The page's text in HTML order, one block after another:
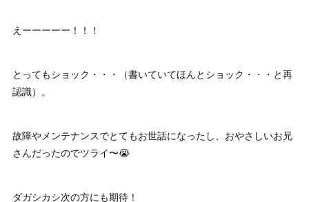
えーーーーー！！！
とってもショック・・・（書いていてほんとショック・・・と再
認識）。
故障やメンテナンスでとてもお世話になったし、おやさしいお兄
さんだったのでツライ〜😭
ダガシカシ次の方にも期待！